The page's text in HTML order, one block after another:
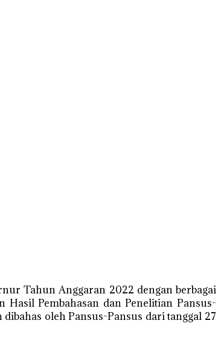
Tahun Anggaran 2022 dengan berbagai
Hasil Pembahasan dan Penelitian Pansus-
oleh Pansus-Pansus dari tanggal 27